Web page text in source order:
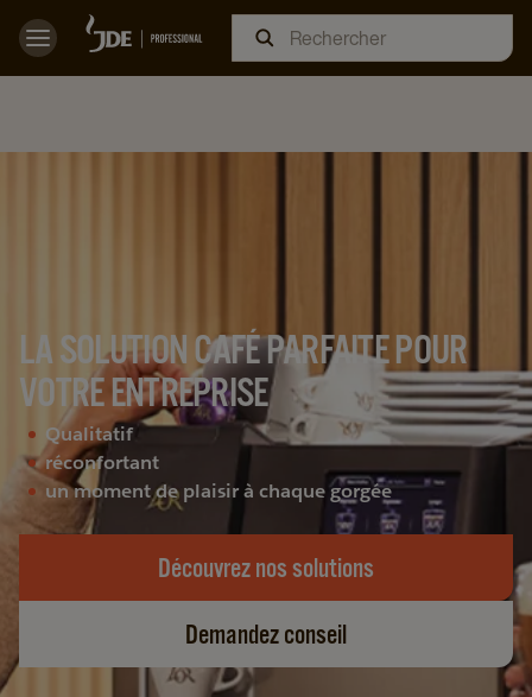
LA SOLUTION CAFÉ PARFAITE POUR
VOTRE ENTREPRISE
Qualitatif
réconfortant
un moment de plaisir à chaque gorgée
Découvrez nos solutions
Demandez conseil